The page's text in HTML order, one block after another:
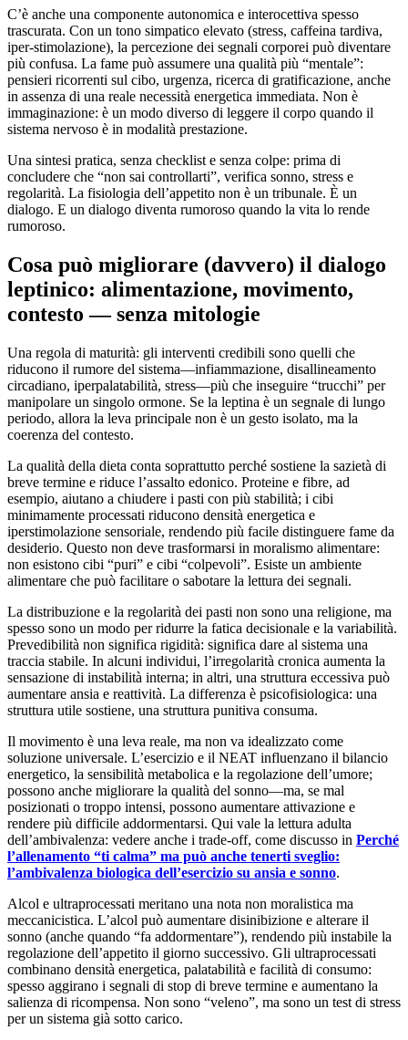
C’è anche una componente autonomica e interocettiva spesso
trascurata. Con un tono simpatico elevato (stress, caffeina tardiva,
iper-stimolazione), la percezione dei segnali corporei può diventare
più confusa. La fame può assumere una qualità più “mentale”:
pensieri ricorrenti sul cibo, urgenza, ricerca di gratificazione, anche
in assenza di una reale necessità energetica immediata. Non è
immaginazione: è un modo diverso di leggere il corpo quando il
sistema nervoso è in modalità prestazione.
Una sintesi pratica, senza checklist e senza colpe: prima di
concludere che “non sai controllarti”, verifica sonno, stress e
regolarità. La fisiologia dell’appetito non è un tribunale. È un
dialogo. E un dialogo diventa rumoroso quando la vita lo rende
rumoroso.
Cosa può migliorare (davvero) il dialogo
leptinico: alimentazione, movimento,
contesto — senza mitologie
Una regola di maturità: gli interventi credibili sono quelli che
riducono il rumore del sistema—infiammazione, disallineamento
circadiano, iperpalatabilità, stress—più che inseguire “trucchi” per
manipolare un singolo ormone. Se la leptina è un segnale di lungo
periodo, allora la leva principale non è un gesto isolato, ma la
coerenza del contesto.
La qualità della dieta conta soprattutto perché sostiene la sazietà di
breve termine e riduce l’assalto edonico. Proteine e fibre, ad
esempio, aiutano a chiudere i pasti con più stabilità; i cibi
minimamente processati riducono densità energetica e
iperstimolazione sensoriale, rendendo più facile distinguere fame da
desiderio. Questo non deve trasformarsi in moralismo alimentare:
non esistono cibi “puri” e cibi “colpevoli”. Esiste un ambiente
alimentare che può facilitare o sabotare la lettura dei segnali.
La distribuzione e la regolarità dei pasti non sono una religione, ma
spesso sono un modo per ridurre la fatica decisionale e la variabilità.
Prevedibilità non significa rigidità: significa dare al sistema una
traccia stabile. In alcuni individui, l’irregolarità cronica aumenta la
sensazione di instabilità interna; in altri, una struttura eccessiva può
aumentare ansia e reattività. La differenza è psicofisiologica: una
struttura utile sostiene, una struttura punitiva consuma.
Il movimento è una leva reale, ma non va idealizzato come
soluzione universale. L’esercizio e il NEAT influenzano il bilancio
energetico, la sensibilità metabolica e la regolazione dell’umore;
possono anche migliorare la qualità del sonno—ma, se mal
posizionati o troppo intensi, possono aumentare attivazione e
rendere più difficile addormentarsi. Qui vale la lettura adulta
dell’ambivalenza: vedere anche i trade-off, come discusso in Perché
l’allenamento “ti calma” ma può anche tenerti sveglio:
l’ambivalenza biologica dell’esercizio su ansia e sonno.
Alcol e ultraprocessati meritano una nota non moralistica ma
meccanicistica. L’alcol può aumentare disinibizione e alterare il
sonno (anche quando “fa addormentare”), rendendo più instabile la
regolazione dell’appetito il giorno successivo. Gli ultraprocessati
combinano densità energetica, palatabilità e facilità di consumo:
spesso aggirano i segnali di stop di breve termine e aumentano la
salienza di ricompensa. Non sono “veleno”, ma sono un test di stress
per un sistema già sotto carico.